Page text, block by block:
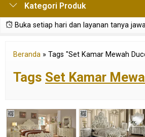
Kategori Produk
Buka setiap hari dan layanan tanya
Beranda » Tags "Set Kamar Mewah
Tags Set Kamar